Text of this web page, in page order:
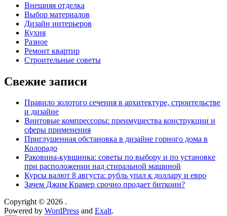
Внешняя отделка
Выбор материалов
Дизайн интерьеров
Кухня
Разное
Ремонт квартир
Строительные советы
Свежие записи
Правило золотого сечения в архитектуре, строительстве
и дизайне
Винтовые компрессоры: преимущества конструкции и
сферы применения
Приглушенная обстановка в дизайне горного дома в
Колорадо
Раковина-кувшинка: советы по выбору и по установке
при расположении над стиральной машиной
Курсы валют 8 августа: рубль упал к доллару и евро
Зачем Джим Крамер срочно продает биткоин?
Copyright © 2026 .
Powered by WordPress and Exalt.